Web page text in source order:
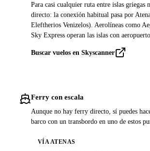
Para casi cualquier ruta entre islas griegas
directo: la conexión habitual pasa por
Eleftherios Venizelos). Aerolíneas como
Sky Express operan las islas con aeropuerto.
Buscar vuelos en Skyscanner
Ferry con escala
Aunque no hay ferry directo, sí puedes
barco con un transbordo en uno de estos
VÍA ATENAS